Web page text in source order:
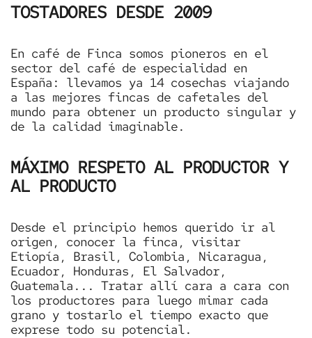
TOSTADORES DESDE 2009
En café de Finca somos pioneros en el
sector del café de especialidad en
España: llevamos ya 14 cosechas viajando
a las mejores fincas de cafetales del
mundo para obtener un producto singular y
de la calidad imaginable.
MÁXIMO RESPETO AL PRODUCTOR Y
AL PRODUCTO
Desde el principio hemos querido ir al
origen, conocer la finca, visitar
Etiopía, Brasil, Colombia, Nicaragua,
Ecuador, Honduras, El Salvador,
Guatemala... Tratar allí cara a cara con
los productores para luego mimar cada
grano y tostarlo el tiempo exacto que
exprese todo su potencial.